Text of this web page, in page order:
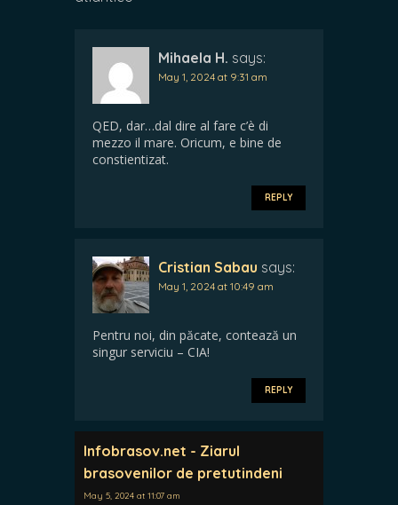
Mihaela H. says:
May 1, 2024 at 9:31 am
QED, dar…dal dire al fare c’è di
mezzo il mare. Oricum, e bine de
constientizat.
REPLY
Cristian Sabau says:
May 1, 2024 at 10:49 am
Pentru noi, din păcate, contează un
singur serviciu – CIA!
REPLY
Infobrasov.net - Ziarul
brasovenilor de pretutindeni
May 5, 2024 at 11:07 am